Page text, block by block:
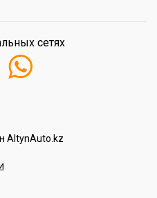
AltynAuto.kz
сетях